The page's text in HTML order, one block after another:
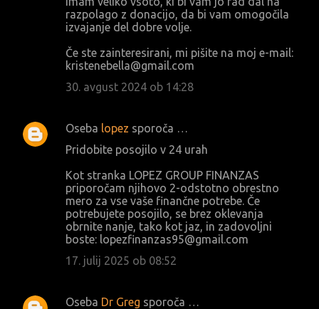
razpolago z donacijo, da bi vam omogočila
izvajanje del dobre volje.
Če ste zainteresirani, mi pišite na moj e-mail:
kristenebella@gmail.com
30. avgust 2024 ob 14:28
Oseba lopez sporoča …
Pridobite posojilo v 24 urah
Kot stranka LOPEZ GROUP FINANZAS
priporočam njihovo 2-odstotno obrestno
mero za vse vaše finančne potrebe. Če
potrebujete posojilo, se brez oklevanja
obrnite nanje, tako kot jaz, in zadovoljni
boste: lopezfinanzas95@gmail.com
17. julij 2025 ob 08:52
Oseba Dr Greg sporoča …